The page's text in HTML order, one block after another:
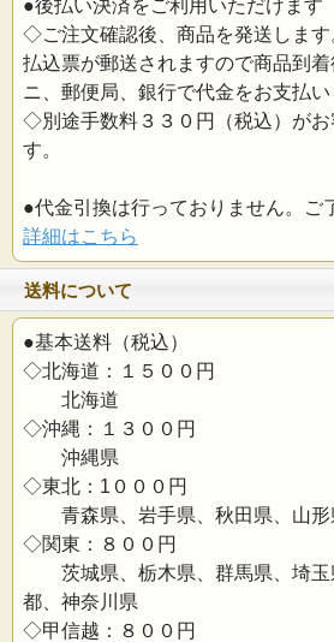
●後払い決済をご利用いただけます
◇ご注文確認後、商品を発送します
払込票が郵送されますので商品到
ニ、郵便局、銀行で代金をお支払い
◇別途手数料３３０円（税込）がお
す。
●代金引換は行っておりません。ご
詳細はこちら
送料について
●基本送料（税込）
◇北海道：１５００円
北海道
◇沖縄：１３００円
沖縄県
◇東北：1０００円
青森県、岩手県、秋田県、山形
◇関東：８００円
茨城県、栃木県、群馬県、埼玉
都、神奈川県
◇甲信越：８００円